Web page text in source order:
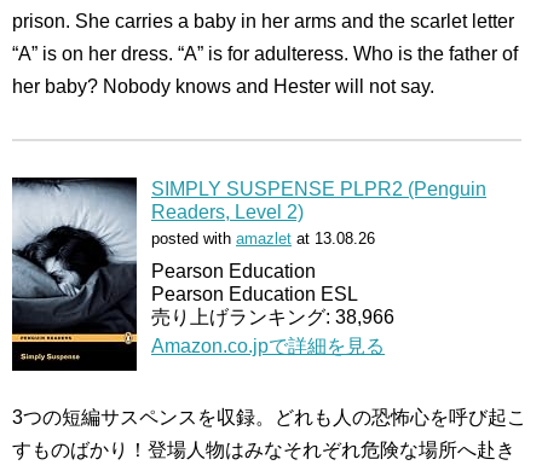
prison. She carries a baby in her arms and the scarlet letter
“A” is on her dress. “A” is for adulteress. Who is the father of
her baby? Nobody knows and Hester will not say.
SIMPLY SUSPENSE PLPR2 (Penguin
Readers, Level 2)
posted with amazlet at 13.08.26
Pearson Education
Pearson Education ESL
売り上げランキング: 38,966
Amazon.co.jpで詳細を見る
3つの短編サスペンスを収録。どれも人の恐怖心を呼び起こ
すものばかり！登場人物はみなそれぞれ危険な場所へ赴き